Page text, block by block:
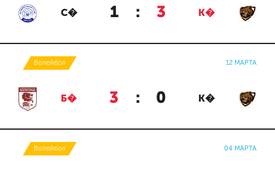
С� 1 : 3 К�
Волейбол 12 МАРТА
Б� 3 : 0 К�
Волейбол 04 МАРТА